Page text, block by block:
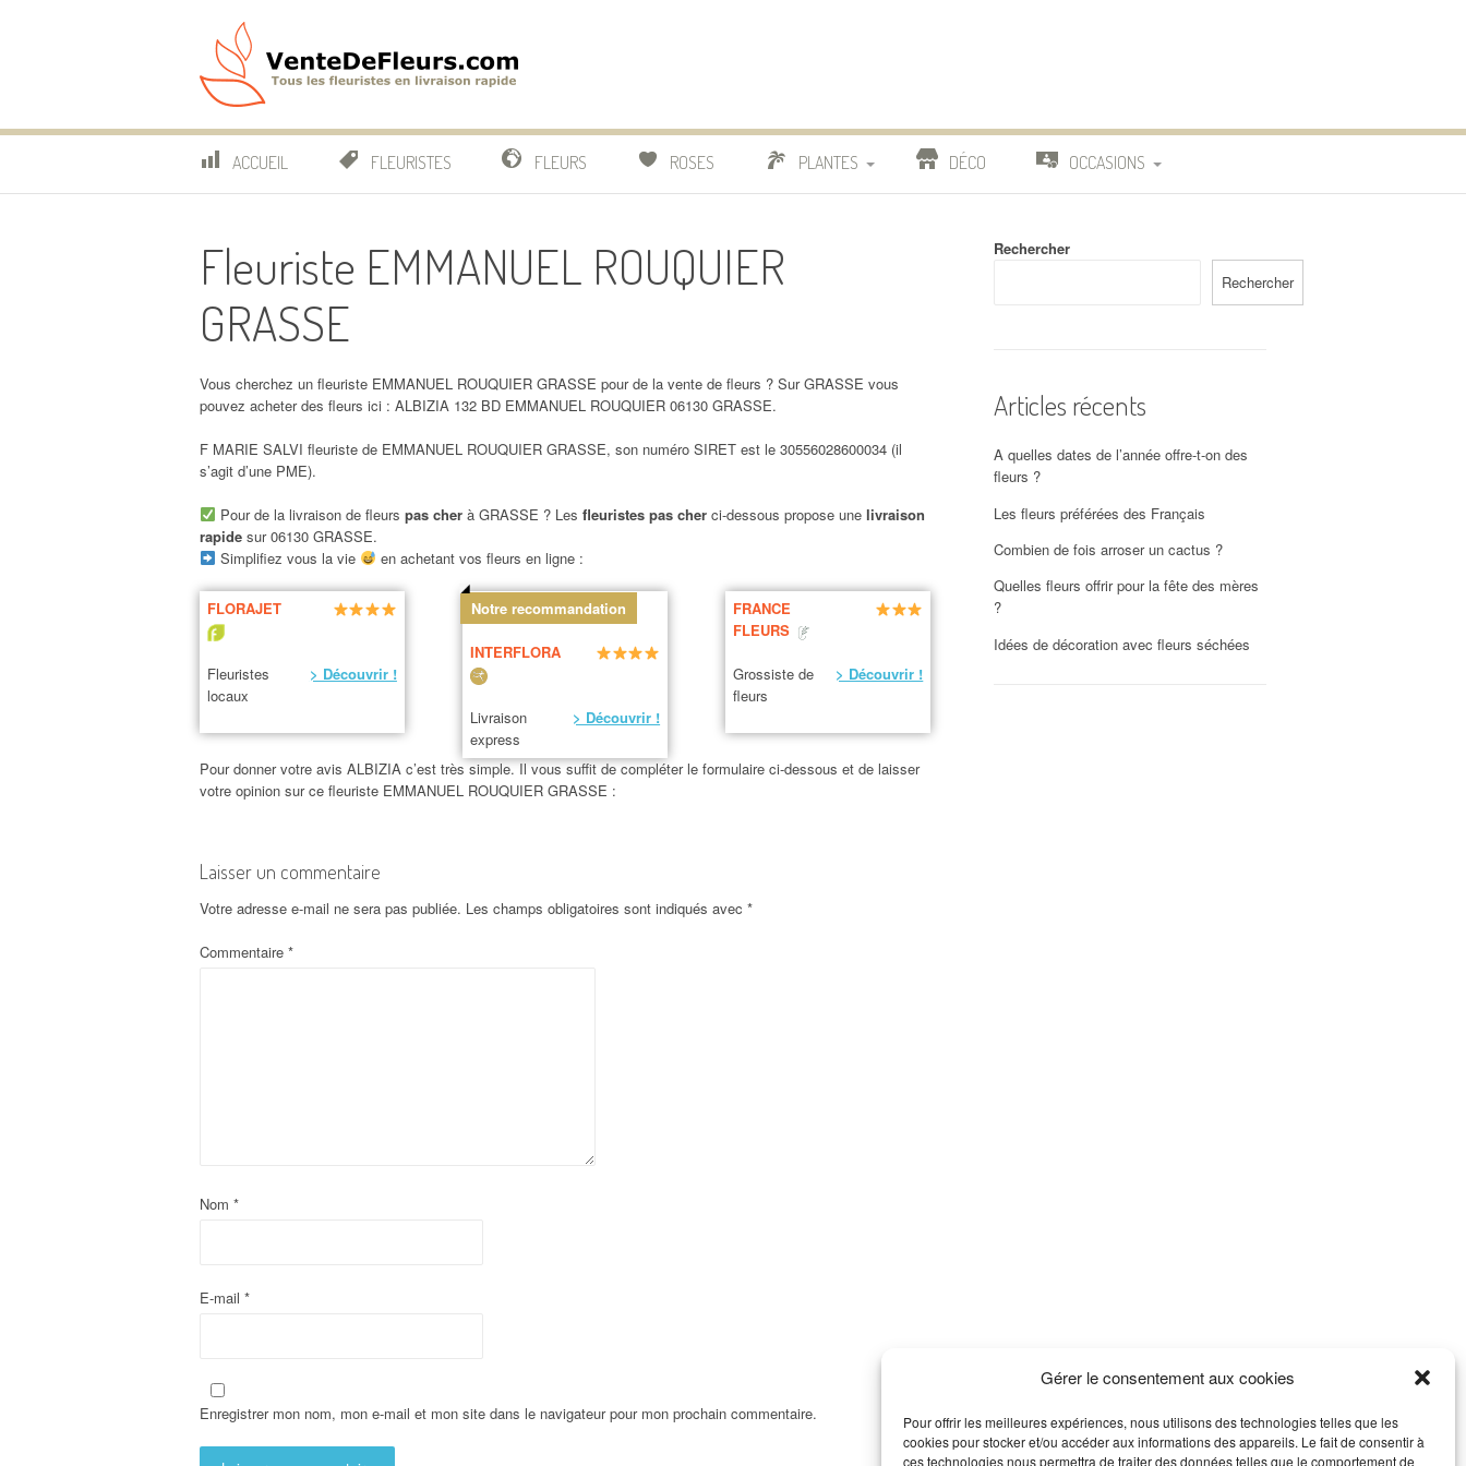
Gérer le consentement aux cookies
Pour offrir les meilleures expériences, nous utilisons des technologies telles que les
cookies pour stocker et/ou accéder aux informations des appareils. Le fait de consentir à
ces technologies nous permettra de traiter des données telles que le comportement de
VenteDeFleurs.com
ACCUEIL FLEURISTES FLEURS ROSES PLANTES
CACTUS
DÉCO OCCASIONS
Fleuriste EMMANUEL ROUQUIER
GRASSE
Vous cherchez un fleuriste EMMANUEL ROUQUIER GRASSE pour de la vente de fleurs ? Sur GRASSE vous
pouvez acheter des fleurs ici : ALBIZIA 132 BD EMMANUEL ROUQUIER 06130 GRASSE.
F MARIE SALVI fleuriste de EMMANUEL ROUQUIER GRASSE, son numéro SIRET est le 30556028600034 (il
s’agit d’une PME).
Pour de la livraison de fleurs pas cherà GRASSE ? Les fleuristes pas cher ci-dessous propose une livraison
rapide sur 06130 GRASSE.
Simplifiez vous la vie
en achetant vos fleurs en ligne :
FLORAJET
Fleuristes
locaux
> Découvrir !
Notre recommandation
INTERFLORA
Livraison
express
> Découvrir !
FRANCE
FLEURS
Grossiste de
fleurs
> Découvrir !
Pour donner votre avis ALBIZIA c’est très simple. Il vous suffit de compléter le formulaire ci-dessous et de laisser
votre opinion sur ce fleuriste EMMANUEL ROUQUIER GRASSE :
Laisser un commentaire
Votre adresse e-mail ne sera pas publiée. Les champs obligatoires sont indiqués avec *
Commentaire *
Nom *
E-mail *
Enregistrer mon nom, mon e-mail et mon site dans le navigateur pour mon prochain commentaire.
Rechercher
Rechercher
Articles récents
A quelles dates de l’année offre-t-on des
fleurs ?
Les fleurs préférées des Français
Combien de fois arroser un cactus ?
Quelles fleurs offrir pour la fête des mères
?
Idées de décoration avec fleurs séchées